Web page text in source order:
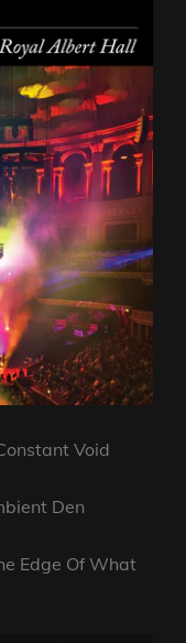
Void
Den
Edge Of What